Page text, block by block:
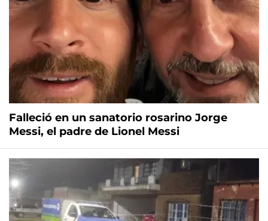
Falleció en un sanatorio rosarino Jorge
Messi, el padre de Lionel Messi